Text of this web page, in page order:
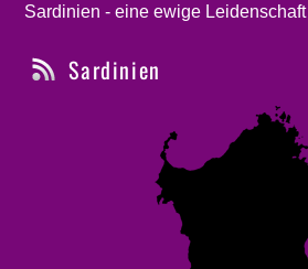
Sardinien - eine ewige Leidenschaft
Sardinien